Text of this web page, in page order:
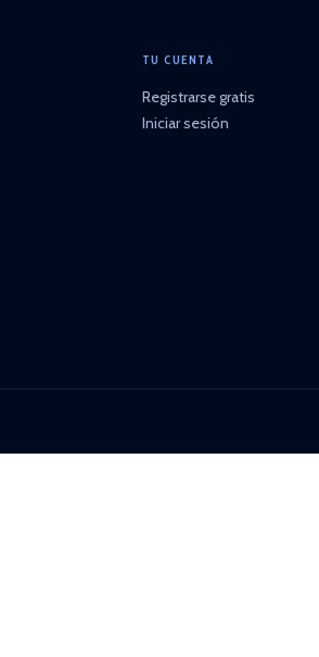
TU CUENTA
Registrarse gratis
Iniciar sesión